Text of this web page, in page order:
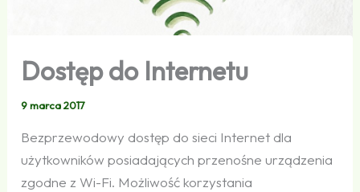
Dostęp do Internetu
9 marca 2017
Bezprzewodowy dostęp do sieci Internet dla
użytkowników posiadających przenośne urządzenia
zgodne z Wi-Fi. Możliwość korzystania